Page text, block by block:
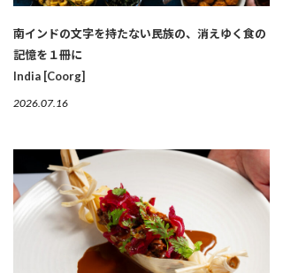
南インドの文字を持たない民族の、消えゆく食の
記憶を１冊に
India [Coorg]
2026.07.16